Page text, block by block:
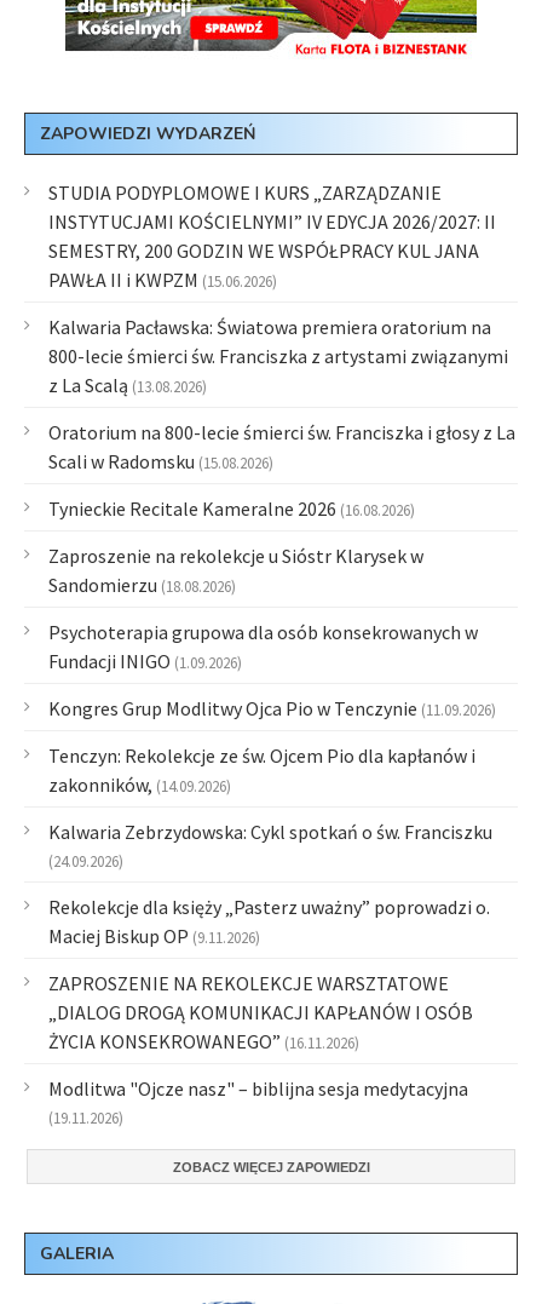
ZAPOWIEDZI WYDARZEŃ
STUDIA PODYPLOMOWE I KURS „ZARZĄDZANIE
INSTYTUCJAMI KOŚCIELNYMI” IV EDYCJA 2026/2027: II
SEMESTRY, 200 GODZIN WE WSPÓŁPRACY KUL JANA
PAWŁA II i KWPZM (15.06.2026)
Kalwaria Pacławska: Światowa premiera oratorium na
800-lecie śmierci św. Franciszka z artystami związanymi
z La Scalą (13.08.2026)
Oratorium na 800-lecie śmierci św. Franciszka i głosy z La
Scali w Radomsku (15.08.2026)
Tynieckie Recitale Kameralne 2026 (16.08.2026)
Zaproszenie na rekolekcje u Sióstr Klarysek w
Sandomierzu (18.08.2026)
Psychoterapia grupowa dla osób konsekrowanych w
Fundacji INIGO (1.09.2026)
Kongres Grup Modlitwy Ojca Pio w Tenczynie (11.09.2026)
Tenczyn: Rekolekcje ze św. Ojcem Pio dla kapłanów i
zakonników, (14.09.2026)
Kalwaria Zebrzydowska: Cykl spotkań o św. Franciszku
(24.09.2026)
Rekolekcje dla księży „Pasterz uważny” poprowadzi o.
Maciej Biskup OP (9.11.2026)
ZAPROSZENIE NA REKOLEKCJE WARSZTATOWE
„DIALOG DROGĄ KOMUNIKACJI KAPŁANÓW I OSÓB
ŻYCIA KONSEKROWANEGO” (16.11.2026)
Modlitwa "Ojcze nasz" – biblijna sesja medytacyjna
(19.11.2026)
ZOBACZ WIĘCEJ ZAPOWIEDZI
GALERIA